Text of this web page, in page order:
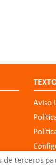
de terceros
Aviso